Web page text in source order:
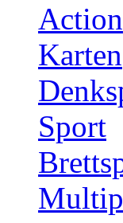
Action
Karten
Sport